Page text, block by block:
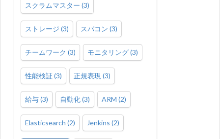
スクラムマスター (3)
ストレージ (3) スパコン (3)
チームワーク (3) モニタリング(3)
性能検証(3) 正規表現 (3)
給与(3) 自動化(3) ARM (2)
Elasticsearch (2) Jenkins (2)